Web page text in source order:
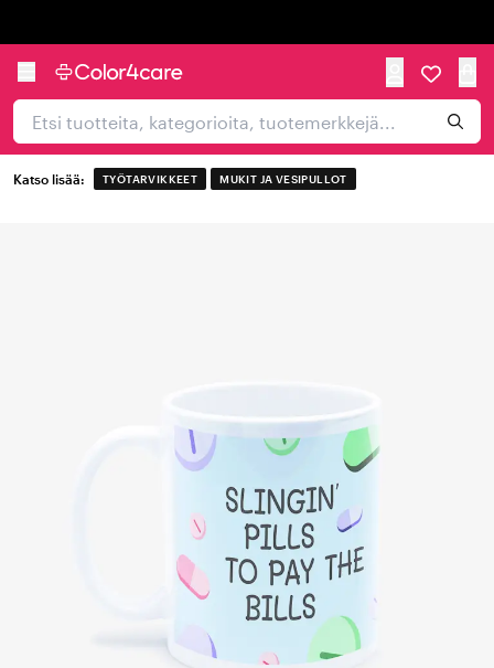
Katso lisää: TYÖTARVIKKEET MUKIT JA VESIPULLOT